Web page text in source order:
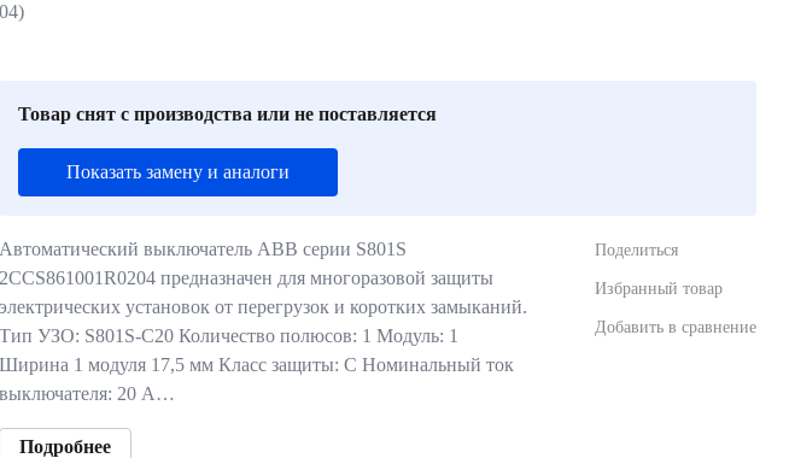
Товар снят с производства или не поставляется
Показать замену и аналоги
Автоматический выключатель ABB серии S801S
2CCS861001R0204 предназначен для многоразовой защиты
электрических установок от перегрузок и коротких замыканий.
Тип УЗО: S801S-C20 Количество полюсов: 1 Модуль: 1
Ширина 1 модуля 17,5 мм Класс защиты: C Номинальный ток
выключателя: 20 А…
Подробнее
Поделиться
Избранный товар
Добавить в сравнение